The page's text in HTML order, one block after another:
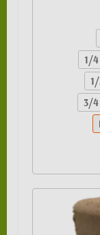
1/
3/4